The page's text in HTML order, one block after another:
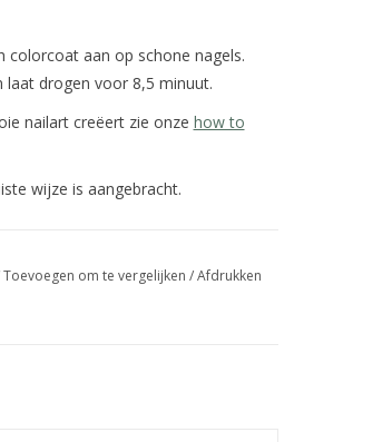
colorcoat aan op schone nagels.
laat drogen voor 8,5 minuut.
nailart creëert zie onze how to
wijze is aangebracht.
Toevoegen om te vergelijken /Afdrukken